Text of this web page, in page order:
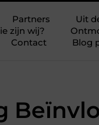
Partners
Uit
zijn wij?
Contact
Blog